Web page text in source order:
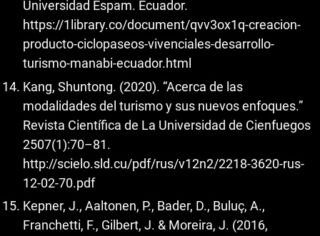
Universidad Espam. Ecuador.
https://1library.co/document/qvv3ox1q-creacion-
producto-ciclopaseos-vivenciales-desarrollo-
turismo-manabi-ecuador.html
Kang, Shuntong. (2020). “Acerca de las
modalidades del turismo y sus nuevos enfoques.”
Revista Científica de La Universidad de Cienfuegos
2507(1):70–81.
http://scielo.sld.cu/pdf/rus/v12n2/2218-3620-rus-
12-02-70.pdf
Kepner, J., Aaltonen, P., Bader, D., Buluç, A.,
Franchetti, F., Gilbert, J. & Moreira, J. (2016,